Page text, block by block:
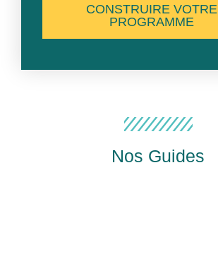
CONSTRUIRE VOTRE
PROGRAMME
Nos Guides